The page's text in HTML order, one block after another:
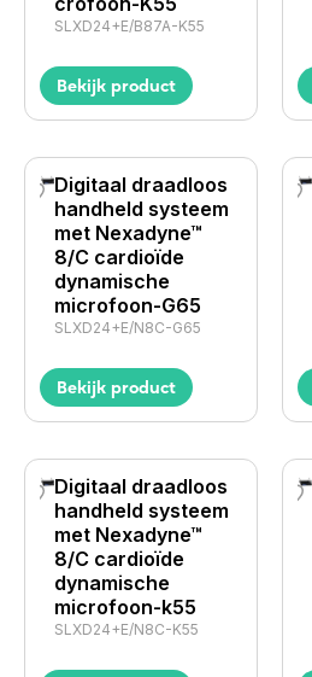
SLXD24+E/B87A-K55
Bekijk product
Digitaal draadloos
handheld systeem
met Nexadyne™
8/C cardioïde
dynamische
microfoon-G65
SLXD24+E/N8C-G65
Bekijk product
Digitaal draadloos
handheld systeem
met Nexadyne™
8/C cardioïde
dynamische
microfoon-k55
SLXD24+E/N8C-K55